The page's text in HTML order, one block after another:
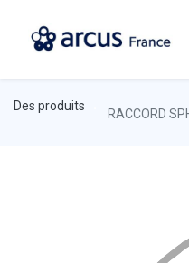
Des produits
RACCORD